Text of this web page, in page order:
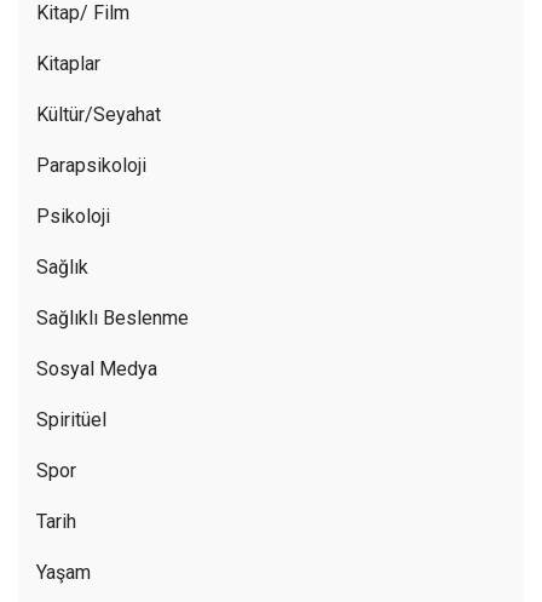
Kitap/ Film
Kitaplar
Kültür/Seyahat
Parapsikoloji
Psikoloji
Sağlık
Sağlıklı Beslenme
Sosyal Medya
Spiritüel
Spor
Tarih
Yaşam